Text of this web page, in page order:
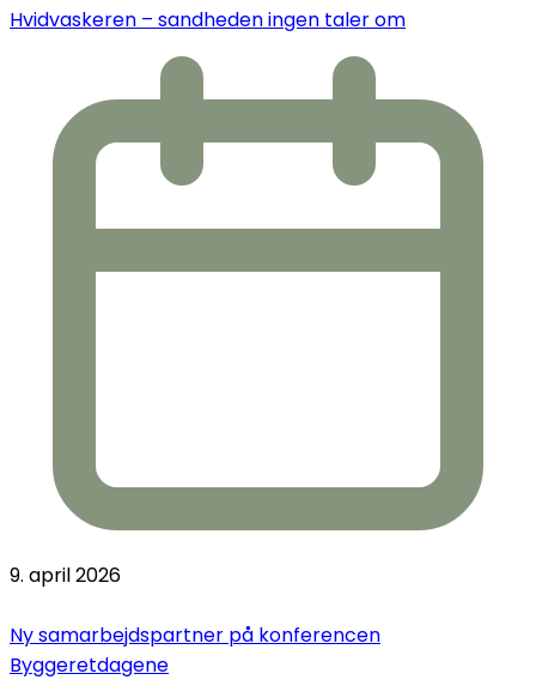
Hvidvaskeren – sandheden ingen taler om
9. april 2026
Ny samarbejdspartner på konferencen
Byggeretdagene